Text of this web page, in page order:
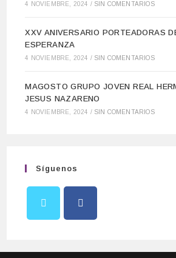
4 NOVIEMBRE, 2024 / SIN COMENTARIOS
XXV ANIVERSARIO PORTEADORAS
ESPERANZA
4 NOVIEMBRE, 2024 / SIN COMENTARIOS
MAGOSTO GRUPO JOVEN REAL
JESUS NAZARENO
4 NOVIEMBRE, 2024 / SIN COMENTARIOS
Síguenos